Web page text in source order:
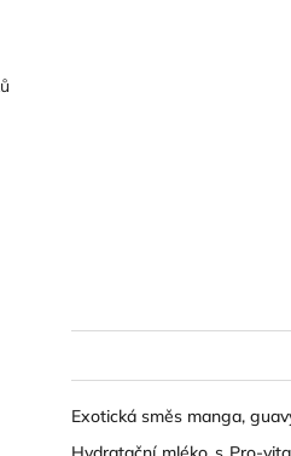
Exotická směs manga,